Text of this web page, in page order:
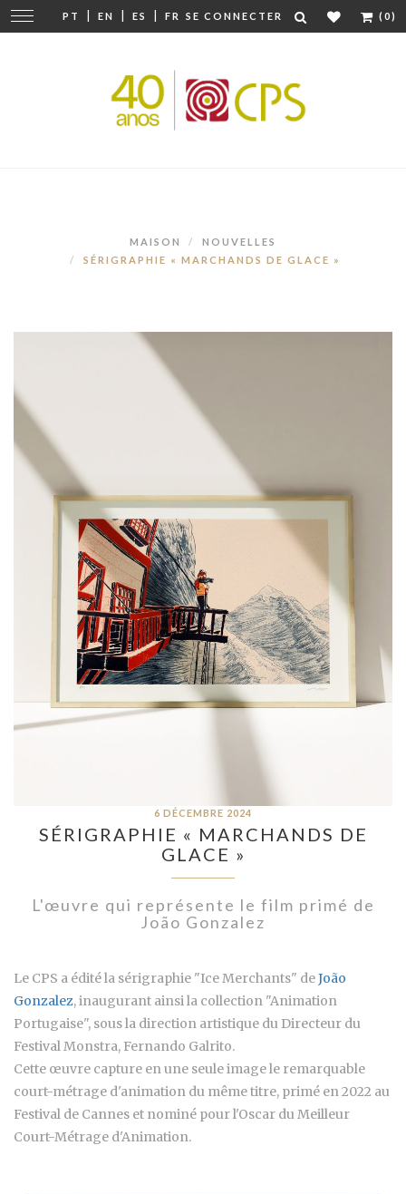
PT | EN | ES | FR SE CONNECTER (0)
Modifier
la
MAISON
NOUVELLES
SÉRIGRAPHIE « MARCHANDS DE GLACE »
6 DÉCEMBRE 2024
SÉRIGRAPHIE « MARCHANDS DE
GLACE »
L'œuvre qui représente le film primé de
João Gonzalez
Le CPS a édité la sérigraphie "Ice Merchants" deJoão
Gonzalez, inaugurant ainsi la collection "Animation
Portugaise", sous la direction artistique du Directeur du
Festival Monstra, Fernando Galrito.
Cette œuvre capture en une seule image le remarquable
court-métrage d'animation du même titre, primé en 2022 au
Festival de Cannes et nominé pour l'Oscar du Meilleur
Court-Métrage d'Animation.